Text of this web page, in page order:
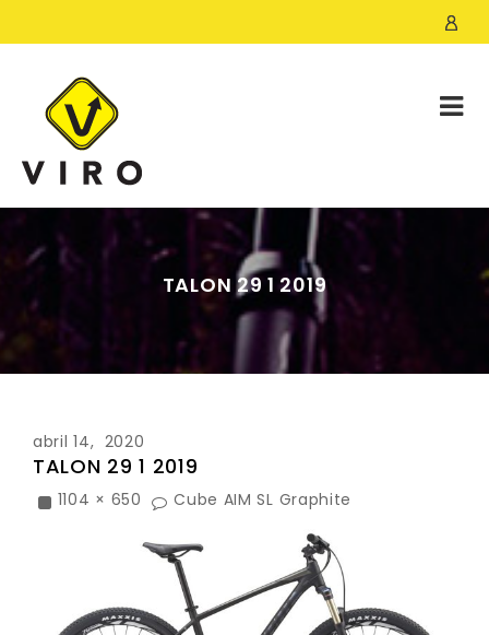
TALON 29 1 2019
abril 14, 2020
TALON 29 1 2019
1104 × 650 Cube AIM SL Graphite